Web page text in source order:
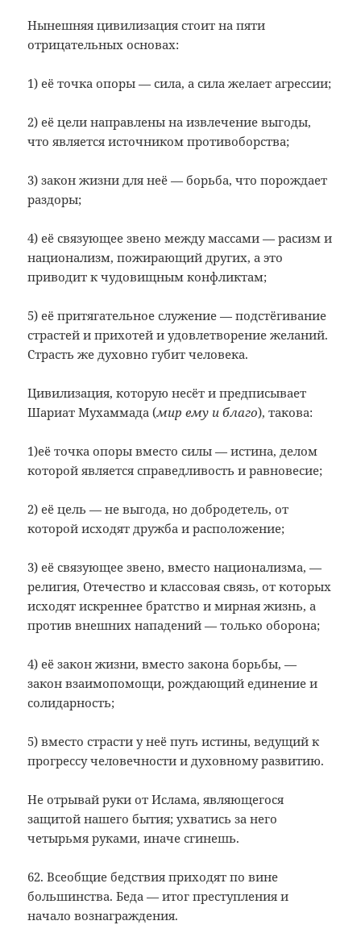
Нынешняя цивилизация стоит на пяти
отрицательных основах:
1) её точка опоры — сила, а сила желает агрессии;
2) её цели направлены на извлечение выгоды,
что является источником противоборства;
3) закон жизни для неё — борьба, что порождает
раздоры;
4) её связующее звено между массами — расизм и
национализм, пожирающий других, а это
приводит к чудовищным конфликтам;
5) её притягательное служение — подстёгивание
страстей и прихотей и удовлетворение желаний.
Страсть же духовно губит человека.
Цивилизация, которую несёт и предписывает
Шариат Мухаммада (мир ему и благо), такова:
1)её точка опоры вместо силы — истина, делом
которой является справедливость и равновесие;
2) её цель — не выгода, но добродетель, от
которой исходят дружба и расположение;
3) её связующее звено, вместо национализма, —
религия, Отечество и классовая связь, от которых
исходят искреннее братство и мирная жизнь, а
против внешних нападений — только оборона;
4) её закон жизни, вместо закона борьбы, —
закон взаимопомощи, рождающий единение и
солидарность;
5) вместо страсти у неё путь истины, ведущий к
прогрессу человечности и духовному развитию.
Не отрывай руки от Ислама, являющегося
защитой нашего бытия; ухватись за него
четырьмя руками, иначе сгинешь.
62. Всеобщие бедствия приходят по вине
большинства. Беда — итог преступления и
начало вознаграждения.